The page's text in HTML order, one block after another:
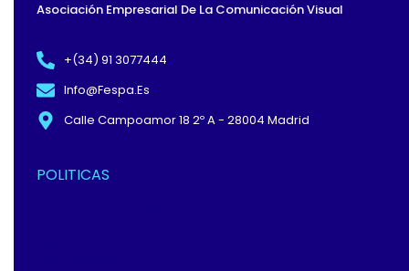
F
Asociación Empresarial De La Comunicación Visual
+(34) 91 3077444
Info@fespa.es
Calle Campoamor 18 2º A - 28004 Madrid
POLITICAS